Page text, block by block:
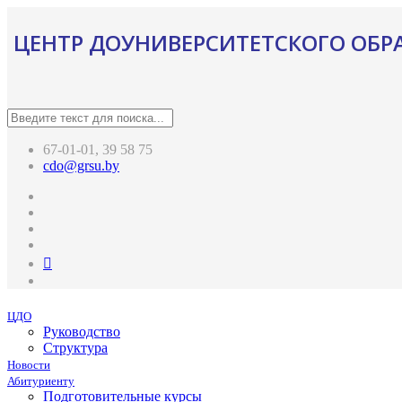
ЦЕНТР ДОУНИВЕРСИТЕТСКОГО
67-01-01, 39 58 75
cdo@grsu.by
ЦДО
Руководство
Структура
Новости
Абитуриенту
Подготовительные курсы